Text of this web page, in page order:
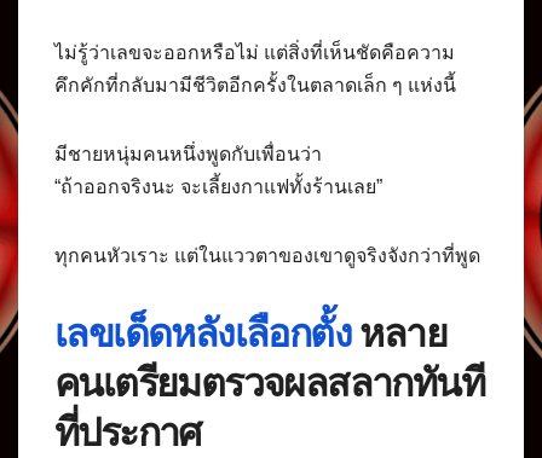
ไม่รู้ว่าเลขจะออกหรือไม่ แต่สิ่งที่เห็นชัดคือความ
คึกคักที่กลับมามีชีวิตอีกครั้งในตลาดเล็ก ๆ แห่งนี้
มีชายหนุ่มคนหนึ่งพูดกับเพื่อนว่า
“ถ้าออกจริงนะ จะเลี้ยงกาแฟทั้งร้านเลย”
ทุกคนหัวเราะ แต่ในแววตาของเขาดูจริงจังกว่าที่พูด
เลขเด็ดหลังเลือกตั้งหลาย
คนเตรียมตรวจผลสลากทันที
ที่ประกาศ